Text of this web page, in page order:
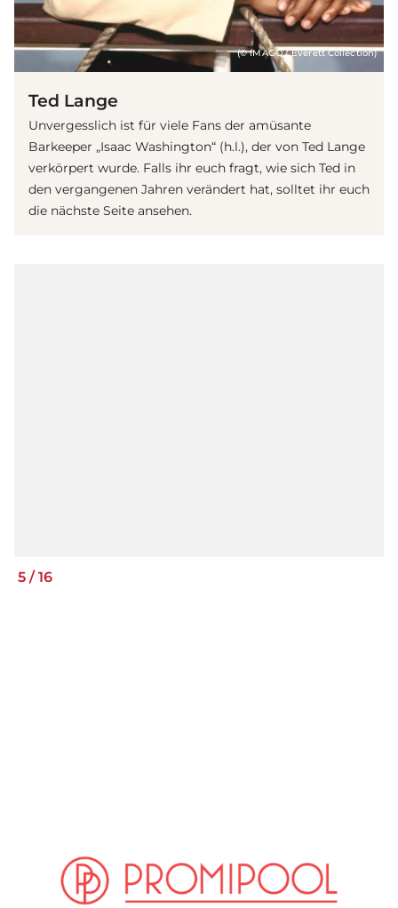
(© IMAGO / Everett Collection)
Ted Lange
Unvergesslich ist für viele Fans der amüsante
Barkeeper „Isaac Washington“ (h.l.), der von Ted Lange
verkörpert wurde. Falls ihr euch fragt, wie sich Ted in
den vergangenen Jahren verändert hat, solltet ihr euch
die nächste Seite ansehen.
5 / 16